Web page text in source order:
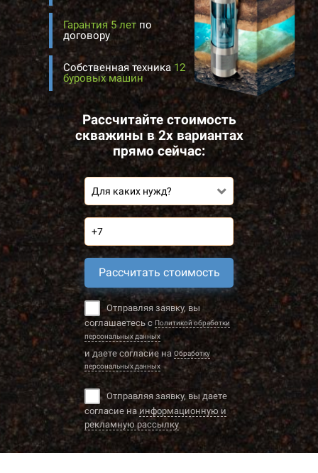
Собственная техника 12
буровых машин
Рассчитайте стоимость
скважины в 2х вариантах
прямо сейчас:
Для каких нужд?
Рассчитать стоимость
Отправляя заявку, вы
соглашаетесь с Политикой обработки
персональных данных
и даете согласие на Обработку
персональных данных
Отправляя заявку, вы даете
согласие наинформационную и
рекламную рассылку
Гарантия 5 лет по
договору